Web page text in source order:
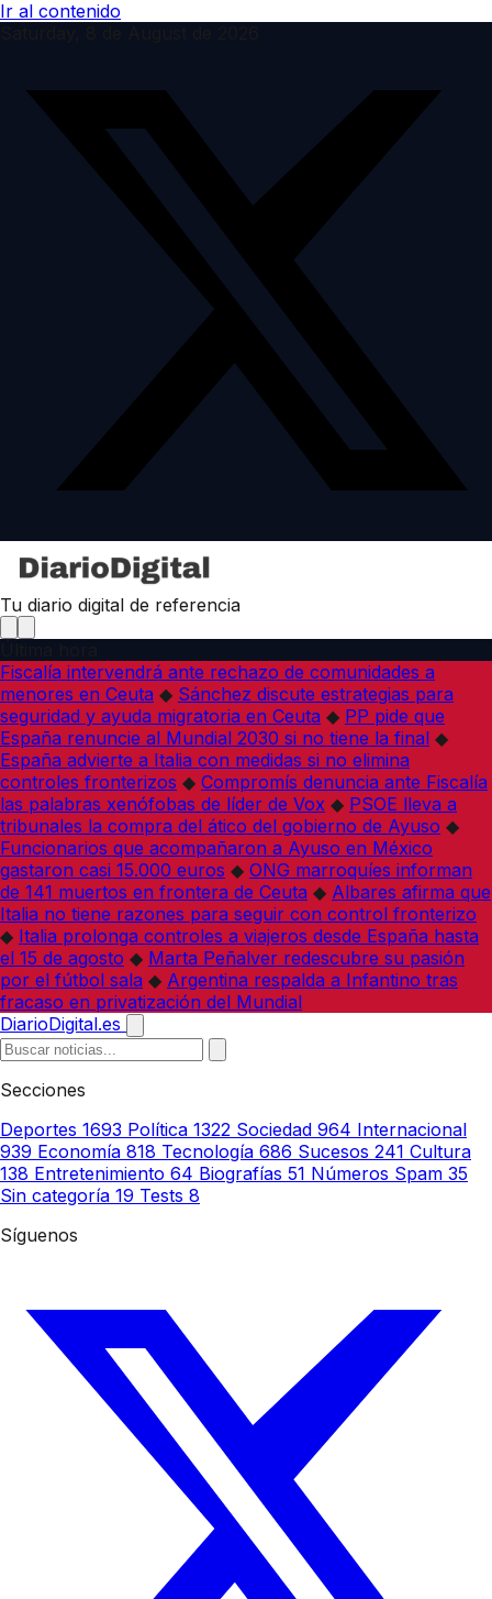
Ir al contenido
Tu diario digital de referencia
Fiscalía intervendrá ante rechazo de comunidades a
menores en Ceuta ◆ Sánchez discute estrategias para
seguridad y ayuda migratoria en Ceuta ◆ PP pide que
España renuncie al Mundial 2030 si no tiene la final ◆
España advierte a Italia con medidas si no elimina
controles fronterizos ◆ Compromís denuncia ante Fiscalía
las palabras xenófobas de líder de Vox ◆ PSOE lleva a
tribunales la compra del ático del gobierno de Ayuso ◆
Funcionarios que acompañaron a Ayuso en México
gastaron casi 15.000 euros ◆ ONG marroquíes informan
de 141 muertos en frontera de Ceuta ◆ Albares afirma que
Italia no tiene razones para seguir con control fronterizo
◆ Italia prolonga controles a viajeros desde España hasta
el 15 de agosto ◆ Marta Peñalver redescubre su pasión
por el fútbol sala ◆ Argentina respalda a Infantino tras
fracaso en privatización del Mundial
DiarioDigital.es
Secciones
Deportes 1693 Política 1322 Sociedad 964 Internacional
939 Economía 818 Tecnología 686 Sucesos 241 Cultura
138 Entretenimiento 64 Biografías 51 Números Spam 35
Sin categoría 19 Tests 8
Síguenos